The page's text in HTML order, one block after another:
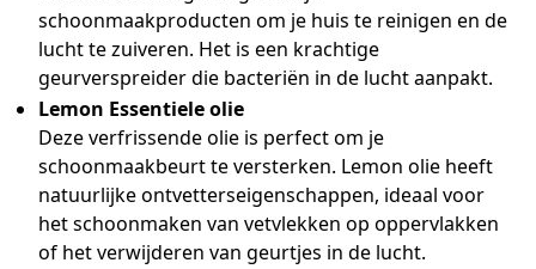
schoonmaakproducten om je huis te reinigen en de
lucht te zuiveren. Het is een krachtige
geurverspreider die bacteriën in de lucht aanpakt.
Lemon Essentiele olie
Deze verfrissende olie is perfect om je
schoonmaakbeurt te versterken. Lemon olie heeft
natuurlijke ontvetterseigenschappen, ideaal voor
het schoonmaken van vetvlekken op oppervlakken
of het verwijderen van geurtjes in de lucht.